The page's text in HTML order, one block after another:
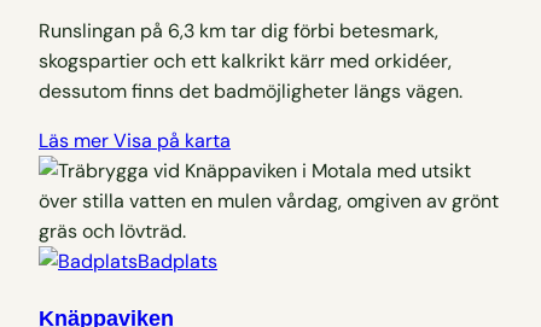
Runslingan på 6,3 km tar dig förbi betesmark,
skogspartier och ett kalkrikt kärr med orkidéer,
dessutom finns det badmöjligheter längs vägen.
Läs merVisa på karta
Badplats
Knäppaviken